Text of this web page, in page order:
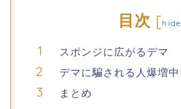
目次 [hide
スポンジに広がるデマ
デマに騙される人爆増中
まとめ